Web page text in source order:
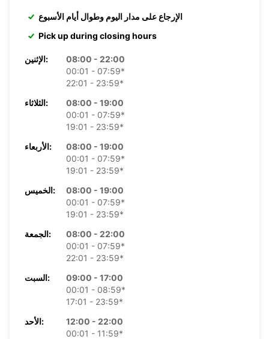
الإرجاع على مدار اليوم وطوال أيام الأسبوع
Pick up during closing hours
الإثنين:
08:00 - 22:00
00:01 - 07:59*
22:01 - 23:59*
الثلاثاء:
08:00 - 19:00
00:01 - 07:59*
19:01 - 23:59*
الأربعاء:
08:00 - 19:00
00:01 - 07:59*
19:01 - 23:59*
الخميس:
08:00 - 19:00
00:01 - 07:59*
19:01 - 23:59*
الجمعة:
08:00 - 22:00
00:01 - 07:59*
22:01 - 23:59*
السبت:
09:00 - 17:00
00:01 - 08:59*
17:01 - 23:59*
الأحد:
12:00 - 22:00
00:01 - 11:59*